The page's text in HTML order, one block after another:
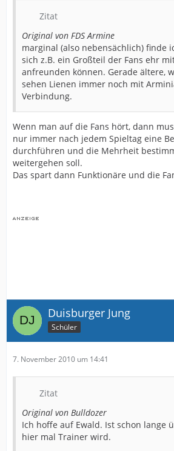
Zitat
Original von FDS Armine
marginal (also nebensächlich) finde
sich z.B. ein Großteil der Fans ehr
anfreunden können. Gerade ältere,
sehen Lienen immer noch mit
Verbindung.
Wenn man auf die Fans hört, dann
nur immer nach jedem Spieltag eine
durchführen und die Mehrheit
weitergehen soll.
Das spart dann Funktionäre und die
Duisburger Jung
Schüler
7. November 2010 um 14:41
Zitat
Original von Bulldozer
Ich hoffe auf Ewald. Ist schon lange
hier mal Trainer wird.